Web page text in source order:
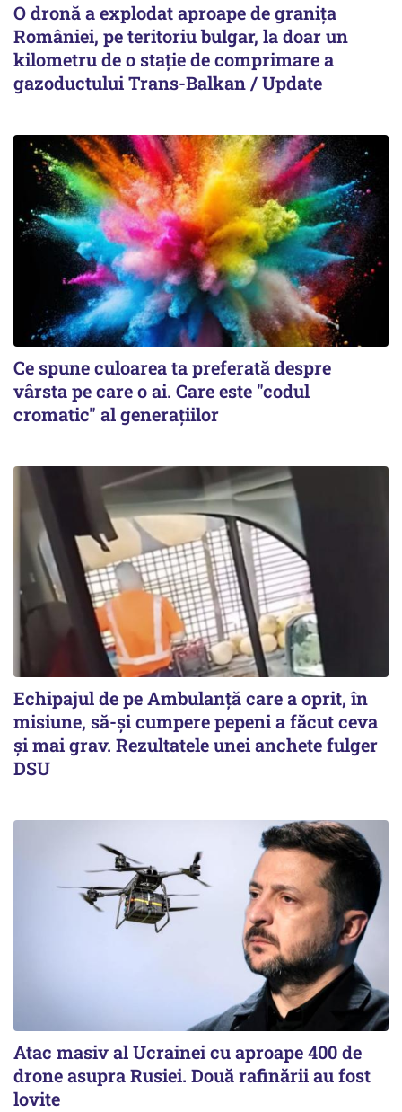
O dronă a explodat aproape de granița
României, pe teritoriu bulgar, la doar un
kilometru de o stație de comprimare a
gazoductului Trans-Balkan / Update
Ce spune culoarea ta preferată despre
vârsta pe care o ai. Care este "codul
cromatic" al generațiilor
Echipajul de pe Ambulanță care a oprit, în
misiune, să-și cumpere pepeni a făcut ceva
și mai grav. Rezultatele unei anchete fulger
DSU
Atac masiv al Ucrainei cu aproape 400 de
drone asupra Rusiei. Două rafinării au fost
lovite